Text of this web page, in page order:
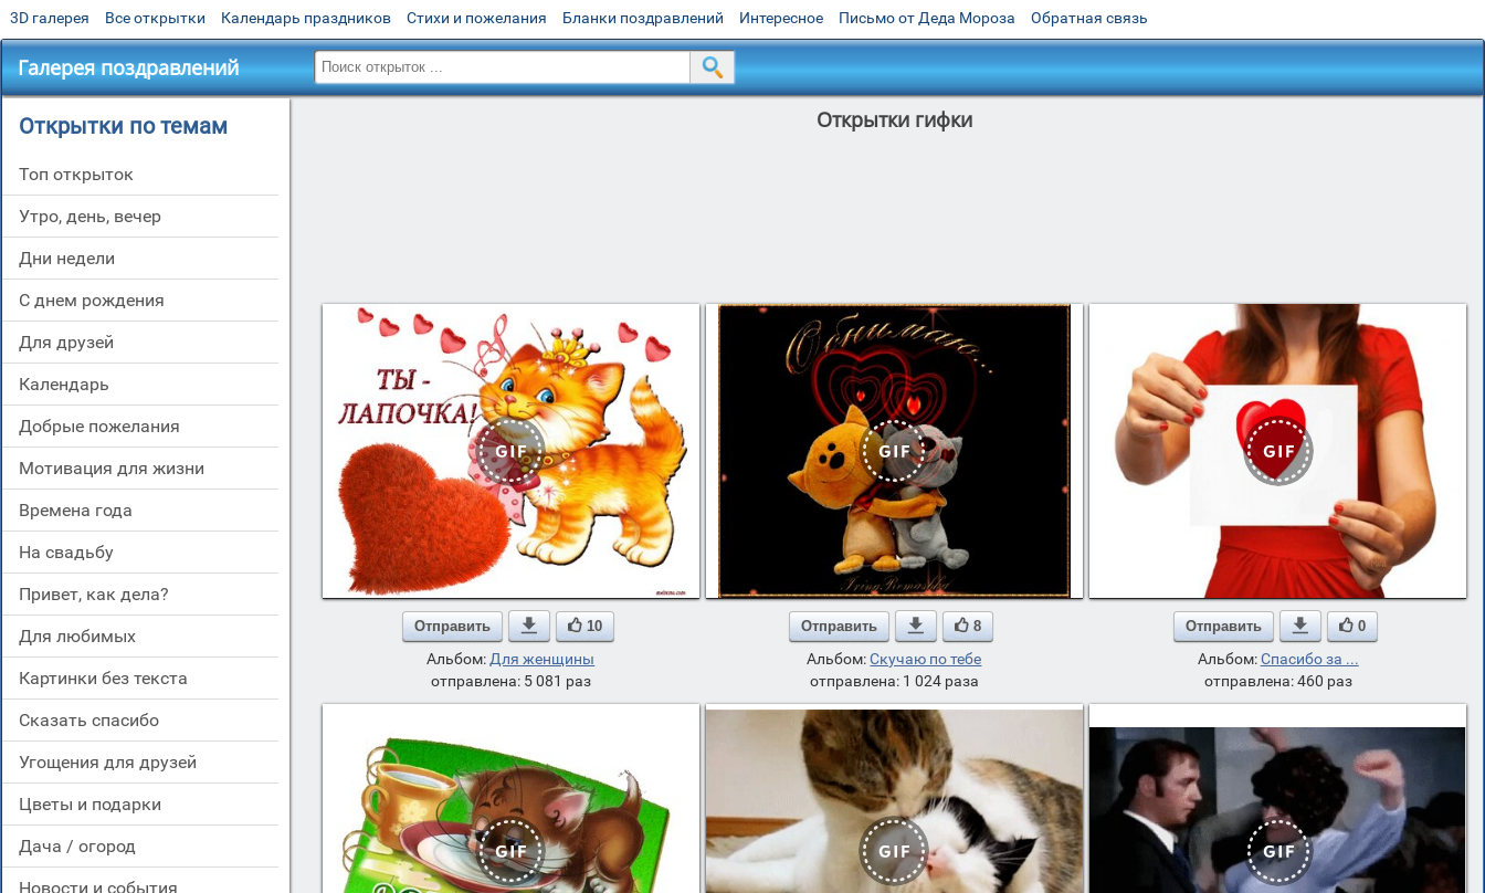
3D галерея Все открытки Календарь праздников Стихи и пожелания Бланки поздравлений Интересное Письмо от Деда Мороза Обратная связь
Галерея поздравлений
Открытки по темам
Топ открыток
утро, день, вечер
дни недели
c днем рождения
для друзей
Календарь
добрые пожелания
мотивация для жизни
времена года
на свадьбу
привет, как дела?
для любимых
картинки без текста
сказать спасибо
угощения для друзей
цветы и подарки
дача / огород
новости и события
Открытки гифки
Отправить  10
Альбом: Для женщины
отправлена: 5 081 раз
Отправить  8
Альбом:Скучаю по тебе
отправлена: 1 024 раза
Отправить  0
Альбом:Спасибо за ...
отправлена: 460 раз